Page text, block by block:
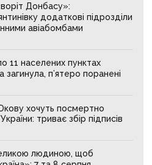
Донбасу»:
додаткові підрозділи
авіабомбами
11 населених пунктах
п’ятеро поранені
хочуть посмертно
триває збір підписів
людиною, щоб